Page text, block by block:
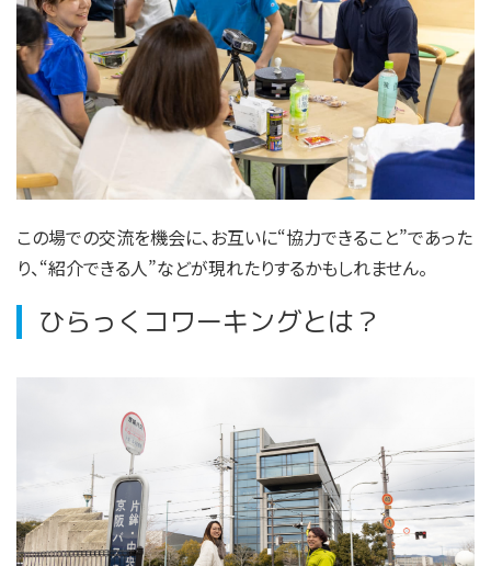
この場での交流を機会に、お互いに“協力できること”であった
り、“紹介できる人”などが現れたりするかもしれません。
ひらっくコワーキングとは？